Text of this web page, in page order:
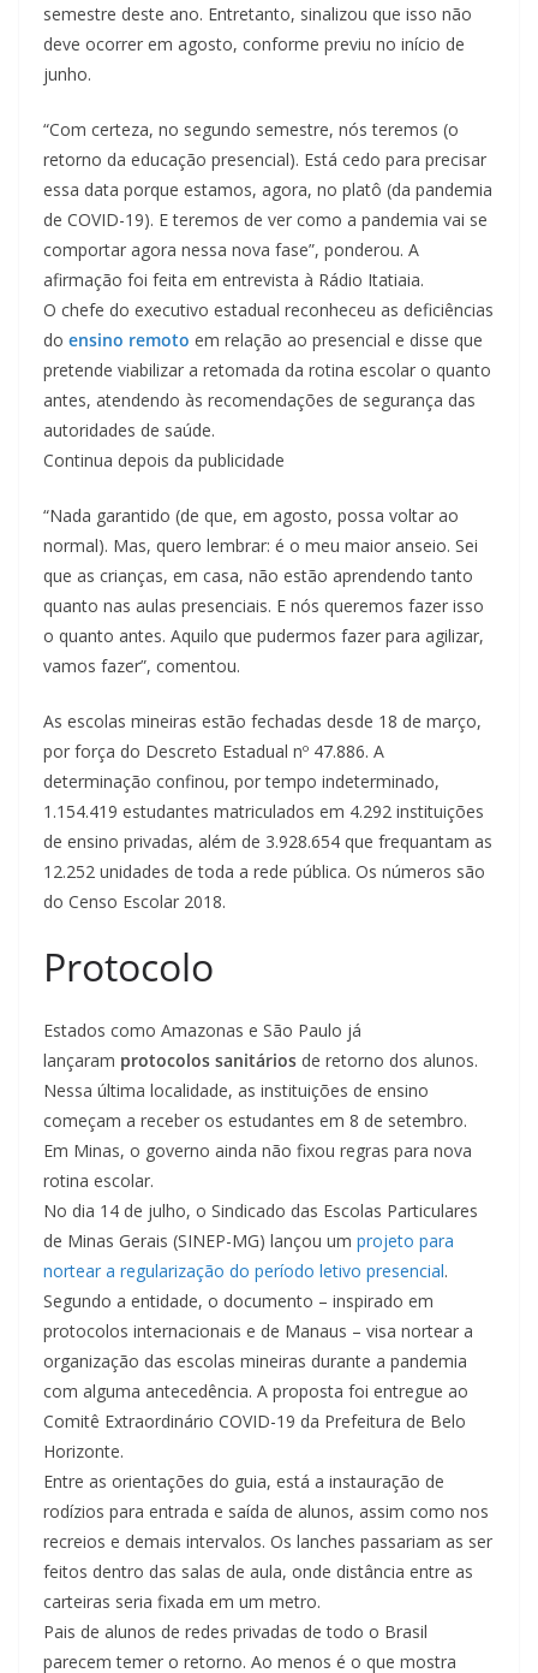
semestre deste ano. Entretanto, sinalizou que isso não
deve ocorrer em agosto, conforme previu no início de
junho.
“Com certeza, no segundo semestre, nós teremos (o
retorno da educação presencial). Está cedo para precisar
essa data porque estamos, agora, no platô (da pandemia
de COVID-19). E teremos de ver como a pandemia vai se
comportar agora nessa nova fase”, ponderou. A
afirmação foi feita em entrevista à Rádio Itatiaia.
O chefe do executivo estadual reconheceu as deficiências
do ensino remoto em relação ao presencial e disse que
pretende viabilizar a retomada da rotina escolar o quanto
antes, atendendo às recomendações de segurança das
autoridades de saúde.
Continua depois da publicidade
“Nada garantido (de que, em agosto, possa voltar ao
normal). Mas, quero lembrar: é o meu maior anseio. Sei
que as crianças, em casa, não estão aprendendo tanto
quanto nas aulas presenciais. E nós queremos fazer isso
o quanto antes. Aquilo que pudermos fazer para agilizar,
vamos fazer”, comentou.
As escolas mineiras estão fechadas desde 18 de março,
por força do Descreto Estadual nº 47.886. A
determinação confinou, por tempo indeterminado,
1.154.419 estudantes matriculados em 4.292 instituições
de ensino privadas, além de 3.928.654 que frequantam as
12.252 unidades de toda a rede pública. Os números são
do Censo Escolar 2018.
Protocolo
Estados como Amazonas e São Paulo já
lançaram protocolos sanitários de retorno dos alunos.
Nessa última localidade, as instituições de ensino
começam a receber os estudantes em 8 de setembro.
Em Minas, o governo ainda não fixou regras para nova
rotina escolar.
No dia 14 de julho, o Sindicado das Escolas Particulares
de Minas Gerais (SINEP-MG) lançou um projeto para
nortear a regularização do período letivo presencial.
Segundo a entidade, o documento – inspirado em
protocolos internacionais e de Manaus – visa nortear a
organização das escolas mineiras durante a pandemia
com alguma antecedência. A proposta foi entregue ao
Comitê Extraordinário COVID-19 da Prefeitura de Belo
Horizonte.
Entre as orientações do guia, está a instauração de
rodízios para entrada e saída de alunos, assim como nos
recreios e demais intervalos. Os lanches passariam as ser
feitos dentro das salas de aula, onde distância entre as
carteiras seria fixada em um metro.
Pais de alunos de redes privadas de todo o Brasil
parecem temer o retorno. Ao menos é o que mostra